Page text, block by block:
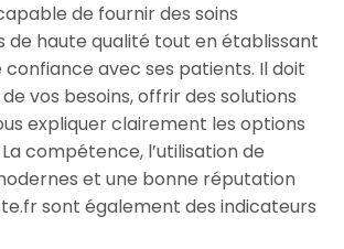
de fournir des soins
de haute qualité tout en établissant
avec ses patients. Il doit
vos besoins, offrir des solutions
expliquer clairement les options
compétence, l’utilisation de
et une bonne réputation
sont également des indicateurs